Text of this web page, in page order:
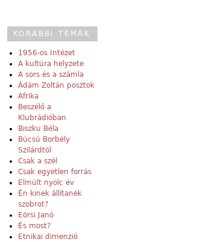
KORÁBBI TÉMÁK
1956-os Intézet
A kultúra helyzete
A sors és a számla
Ádám Zoltán posztok
Afrika
Beszélő a
Klubrádióban
Biszku Béla
Búcsú Borbély
Szilárdtól
Csak a szél
Csak egyetlen forrás
Elmúlt nyolc év
Én kinek állítanék
szobrot?
Eörsi Janó
És most?
Etnikai dimenzió